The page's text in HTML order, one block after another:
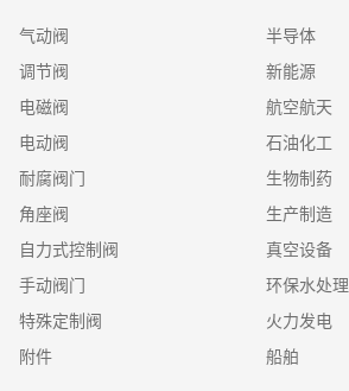
气动阀
调节阀
电磁阀
电动阀
耐腐阀门
角座阀
自力式控制阀
手动阀门
特殊定制阀
附件
半导体
新能源
航空航天
石油化工
生物制药
生产制造
真空设备
环保水处理
火力发电
船舶